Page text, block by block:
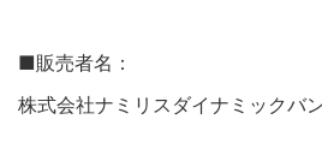
■販売者名：
株式会社ナミリスダイナミックバ